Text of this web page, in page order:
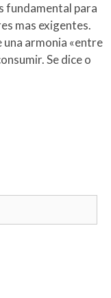
fundamental para
mas exigentes.
una armonia «entre
Se dice o